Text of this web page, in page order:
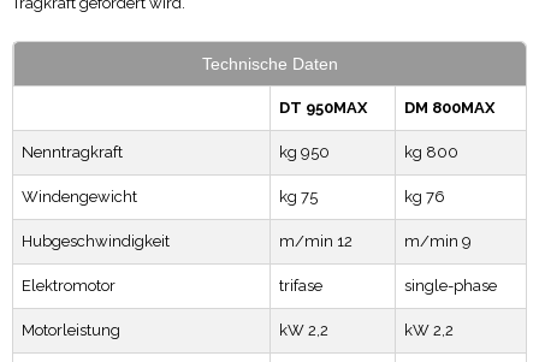
Technische Daten
DT 950MAX DM 800MAX
Nenntragkraft kg 950 kg 800
Windengewicht kg 75 kg 76
Hubgeschwindigkeit m/min 12 m/min 9
Elektromotor trifase single-phase
Motorleistung kW 2,2 kW 2,2